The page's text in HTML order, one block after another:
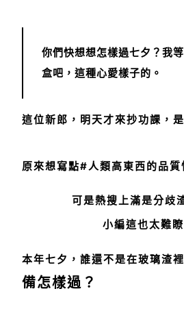
你們快想想怎樣過七夕？我
盒吧，這種心愛樣子的。
這位新郎，明天才來抄功課，
原來想寫點#人類高東西的品質
可是熱搜上滿是分歧
小編這也太難
本年七夕，誰還不是在玻璃渣
備怎樣過？